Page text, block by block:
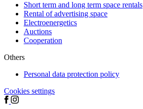
Short term and long term space rentals
Rental of advertising space
Electroenergetics
Auctions
Cooperation
Others
Personal data protection policy
Cookies settings